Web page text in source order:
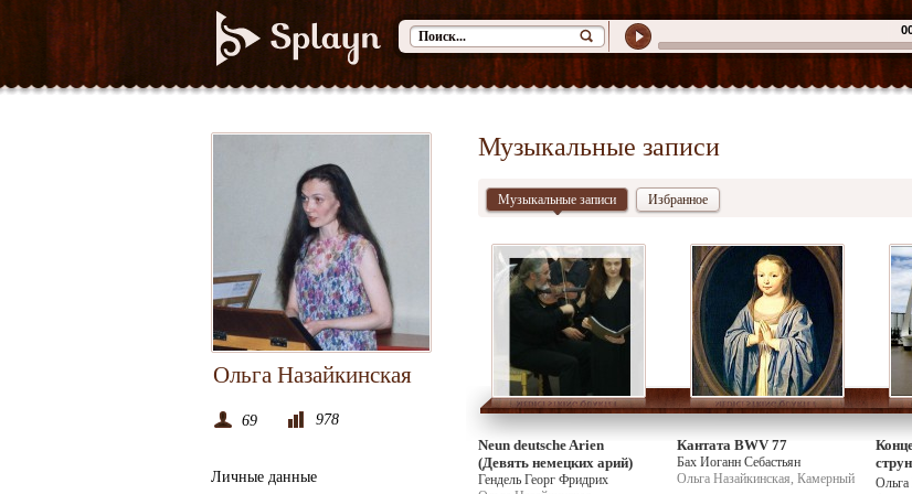
Ольга Назайкинская
69 978
Личные данные
Музыкальные записи
Музыкальные записи Избранное
Neun deutsche Arien
(Девять немецких арий)
Гендель Георг Фридрих
Кантата BWV 77
Бах Иоганн Себастьян
Ольга Назайкинская, Камерный
Ольга